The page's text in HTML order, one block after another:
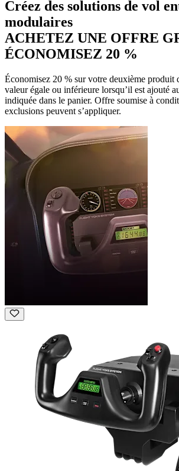
Créez des solutions de vol
modulaires
ACHETEZ UNE OFFRE
ÉCONOMISEZ 20 %
Économisez 20 % sur votre deuxième produit
valeur égale ou inférieure lorsqu’il est ajouté
indiquée dans le panier. Offre soumise à
exclusions peuvent s’appliquer.